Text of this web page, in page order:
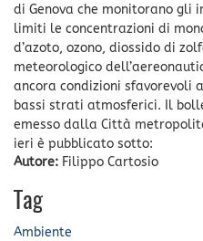
di Genova che monitorano gli
limiti le concentrazioni di
d’azoto, ozono, diossido di
meteorologico
ancora condizioni sfavorevoli
bassi strati atmosferici. Il
emesso dalla Città
ieri è pubblicato sotto:
Autore: Filippo Cartosio
Tag
Ambiente